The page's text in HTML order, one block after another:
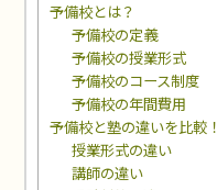
予備校とは？
予備校の定義
予備校の授業形式
予備校のコース制度
予備校の年間費用
予備校と塾の違いを比較！
授業形式の違い
講師の違い